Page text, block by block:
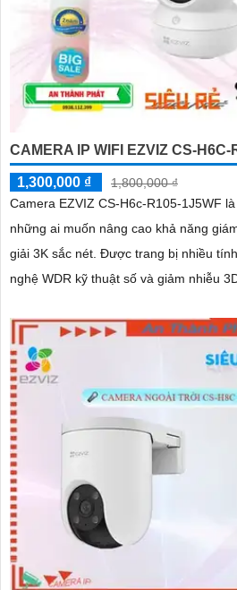
CAMERA IP WIFI EZVIZ CS-H6C-
1,300,000 ₫
1,800,000 ₫
Camera EZVIZ CS-H6c-R105-1J5WF
những ai muốn nâng cao khả năng
giải 3K sắc nét. Được trang bị nhiều tính năng hiện đại như công
nghệ WDR kỹ thuật số và giảm nhiễu